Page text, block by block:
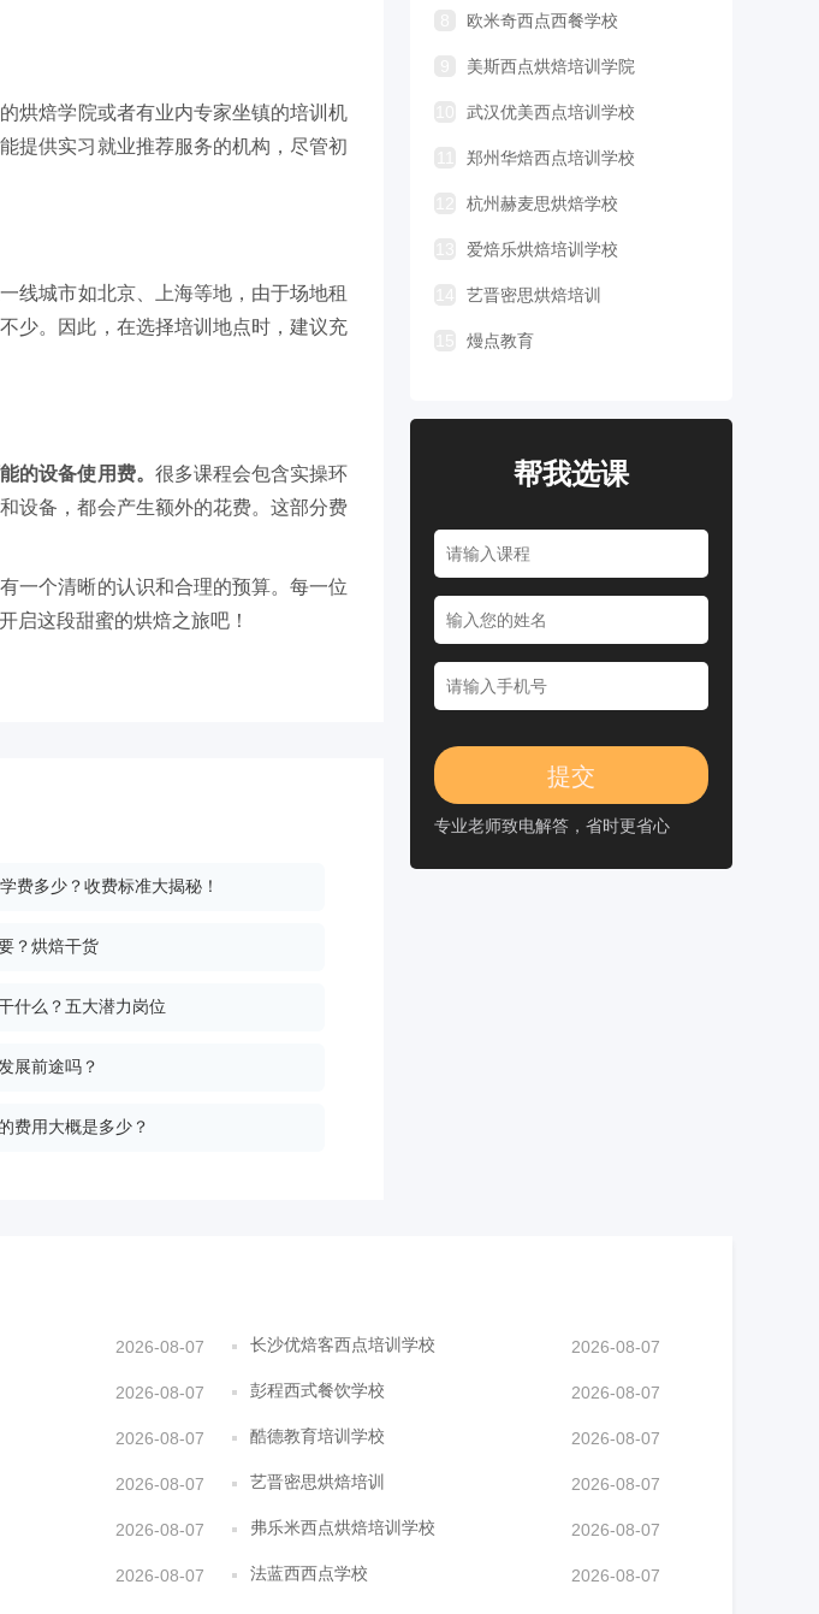
烘焙学院或者有业内专家坐镇的培训机
提供实习就业推荐服务的机构，尽管初
线城市如北京、上海等地，由于场地租
少。因此，在选择培训地点时，建议充
的设备使用费。 很多课程会包含实操环
设备，都会产生额外的花费。这部分费
一个清晰的认识和合理的预算。每一位
启这段甜蜜的烘焙之旅吧！
费多少？收费标准大揭秘！
？烘焙干货
什么？五大潜力岗位
展前途吗？
费用大概是多少？
欧米奇西点西餐学校
美斯西点烘焙培训学院
武汉优美西点培训学校
郑州华焙西点培训学校
杭州赫麦思烘焙学校
爱焙乐烘焙培训学校
艺晋密思烘焙培训
熳点教育
帮我选课
专业老师致电解答，省时更省心
2026-08-07 长沙优焙客西点培训学校 2026-08-07
2026-08-07 彭程西式餐饮学校 2026-08-07
2026-08-07 酷德教育培训学校 2026-08-07
2026-08-07 艺晋密思烘焙培训 2026-08-07
2026-08-07 弗乐米西点烘焙培训学校 2026-08-07
2026-08-07 法蓝西西点学校 2026-08-07